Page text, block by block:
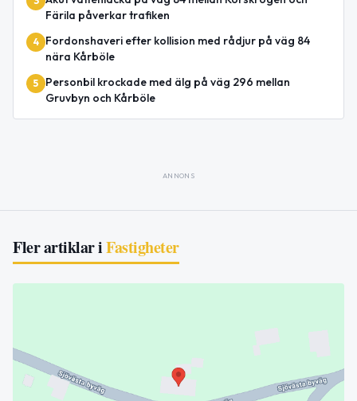
Färila påverkar trafiken
4
Fordonshaveri efter kollision med rådjur på väg 84
nära Kårböle
5
Personbil krockade med älg på väg 296 mellan
Gruvbyn och Kårböle
ANNONS
Fler artiklar iFastigheter